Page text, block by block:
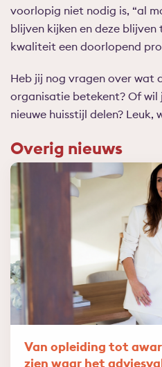
voorlopig niet nodig is, “al
blijven kijken en deze blijven
kwaliteit een doorlopend
Heb jij nog vragen over wat
organisatie betekent? Of wil
nieuwe huisstijl delen? Leuk,
Overig nieuws
Van opleiding tot
zien waar het